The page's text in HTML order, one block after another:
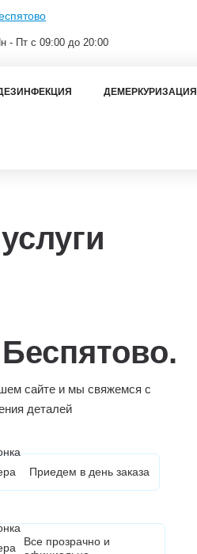
- Пт с 09:00 до 20:00
ДЕМЕРКУРИЗАЦИЯ
Беспятово.
сайте и мы свяжемся с
деталей
Приедем в день заказа
Все прозрачно и